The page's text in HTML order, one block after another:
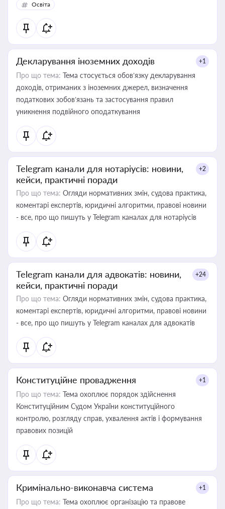
Освіта
Декларування іноземних доходів +1
Про що тема: Тема стосується обов’язку декларування
доходів, отриманих з іноземних джерел, визначення
податкових зобов’язань та застосування правил
уникнення подвійного оподаткування
Telegram канали для нотаріусів: новини,
кейси, практичні поради
+2
Про що тема: Огляди нормативних змін, судова практика,
коментарі експертів, юридичні алгоритми, правові новини
- все, про що пишуть у Telegram каналах для нотаріусів
Telegram канали для адвокатів: новини,
кейси, практичні поради
+24
Про що тема: Огляди нормативних змін, судова практика,
коментарі експертів, юридичні алгоритми, правові новини
- все, про що пишуть у Telegram каналах для адвокатів
Конституційне провадження +1
Про що тема: Тема охоплює порядок здійснення
Конституційним Судом України конституційного
контролю, розгляду справ, ухвалення актів і формування
правових позицій
Кримінально-виконавча система +1
Про що тема: Тема охоплює організацію та правове